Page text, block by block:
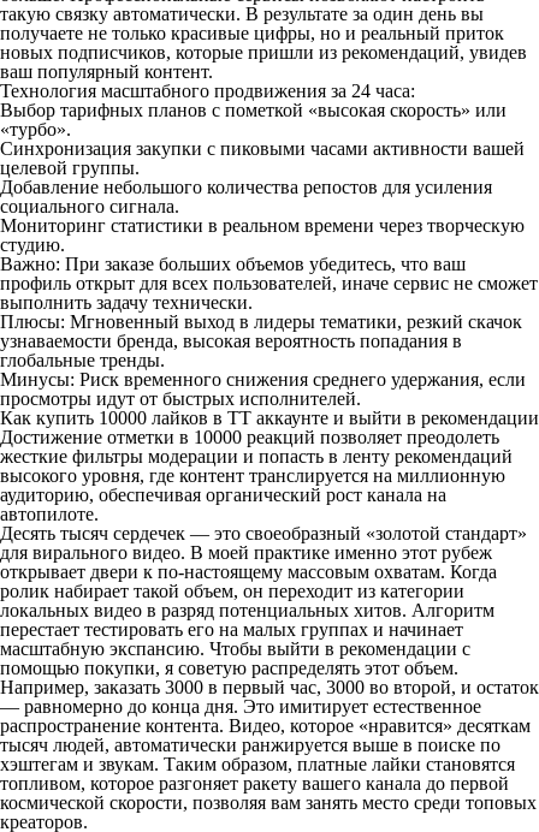
такую связку автоматически. В результате за один день вы
получаете не только красивые цифры, но и реальный приток
новых подписчиков, которые пришли из рекомендаций, увидев
ваш популярный контент.
Технология масштабного продвижения за 24 часа:
Выбор тарифных планов с пометкой «высокая скорость» или
«турбо».
Синхронизация закупки с пиковыми часами активности вашей
целевой группы.
Добавление небольшого количества репостов для усиления
социального сигнала.
Мониторинг статистики в реальном времени через творческую
студию.
Важно: При заказе больших объемов убедитесь, что ваш
профиль открыт для всех пользователей, иначе сервис не сможет
выполнить задачу технически.
Плюсы: Мгновенный выход в лидеры тематики, резкий скачок
узнаваемости бренда, высокая вероятность попадания в
глобальные тренды.
Минусы: Риск временного снижения среднего удержания, если
просмотры идут от быстрых исполнителей.
Как купить 10000 лайков в ТТ аккаунте и выйти в рекомендации
Достижение отметки в 10000 реакций позволяет преодолеть
жесткие фильтры модерации и попасть в ленту рекомендаций
высокого уровня, где контент транслируется на миллионную
аудиторию, обеспечивая органический рост канала на
автопилоте.
Десять тысяч сердечек — это своеобразный «золотой стандарт»
для вирального видео. В моей практике именно этот рубеж
открывает двери к по-настоящему массовым охватам. Когда
ролик набирает такой объем, он переходит из категории
локальных видео в разряд потенциальных хитов. Алгоритм
перестает тестировать его на малых группах и начинает
масштабную экспансию. Чтобы выйти в рекомендации с
помощью покупки, я советую распределять этот объем.
Например, заказать 3000 в первый час, 3000 во второй, и остаток
— равномерно до конца дня. Это имитирует естественное
распространение контента. Видео, которое «нравится» десяткам
тысяч людей, автоматически ранжируется выше в поиске по
хэштегам и звукам. Таким образом, платные лайки становятся
топливом, которое разгоняет ракету вашего канала до первой
космической скорости, позволяя вам занять место среди топовых
креаторов.